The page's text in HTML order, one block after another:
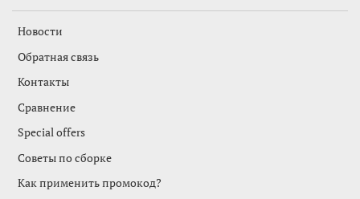
Новости
Обратная связь
Контакты
Сравнение
Special offers
Советы по сборке
Как применить промокод?